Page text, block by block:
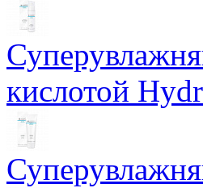
кислотой